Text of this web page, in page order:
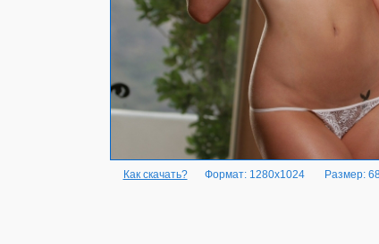
Как скачать? Формат: 1280x1024 Размер: